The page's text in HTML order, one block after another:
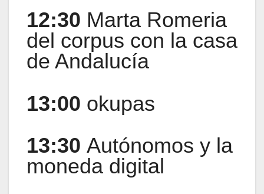
12:30 Marta Romeria
del corpus con la casa
de Andalucía
13:00 okupas
13:30 Autónomos y la
moneda digital